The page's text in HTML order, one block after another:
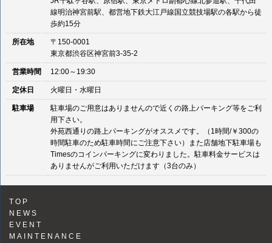
線明治神宮前駅、都営地下鉄大江戸線国立競技場駅の各駅から徒
歩約15分
所在地
〒150-0001
東京都渋谷区神宮前3-35-2
営業時間 12:00～19:30
定休日 火曜日・水曜日
駐車場
駐車場のご用意はありませんので近くの路上パーキング等をご利
用下さい。
外苑西通りの路上パーキングがオススメです。（1時間/￥300の
時間駐車のため駐車時間にご注意下さい）また店舗地下駐車場も
Timesのコインパーキングに変わりました。駐車料金サービスは
ありませんがご利用いただけます（3台のみ）
TOP
NEWS
EVENT
MAINTENANCE